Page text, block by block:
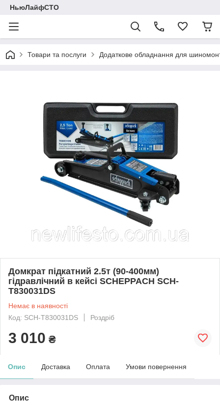
НьюЛайфСТО
Товари та послуги Додаткове обладнання для
Домкрат підкатний 2.5т (90-400мм)
гідравлічний в кейсі SCHEPPACH SCH-
T830031DS
Немає в наявності
Код: SCH-T830031DS
Роздріб
3 010 ₴
Опис Доставка Оплата Умови повернення
Опис